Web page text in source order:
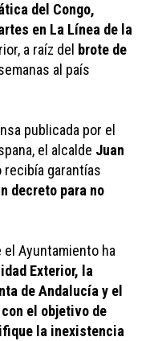
del Congo,
en La Línea de la
a raíz del brote de
al país
publicada por el
el alcalde Juan
recibía garantías
decreto para no
Exterior, la
de Andalucía y el
el objetivo de
la inexistencia